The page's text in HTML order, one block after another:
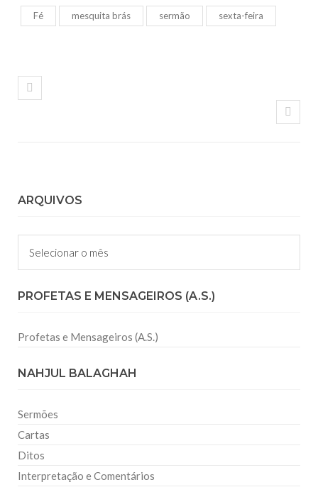
Fé mesquita brás sermão sexta-feira
ARQUIVOS
Arquivos
PROFETAS E MENSAGEIROS (A.S.)
Profetas e Mensageiros (A.S.)
NAHJUL BALAGHAH
Sermões
Cartas
Ditos
Interpretação e Comentários